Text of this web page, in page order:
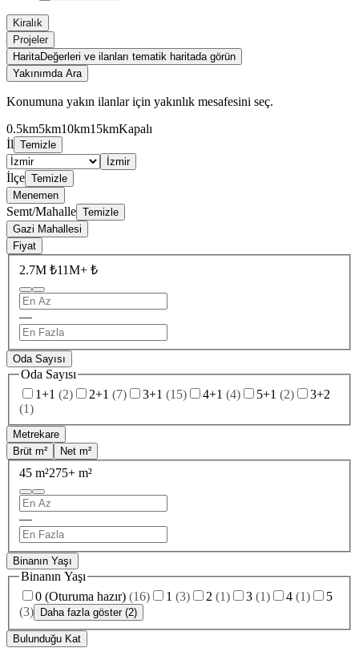
Kiralık
Projeler
HaritaDeğerleri ve ilanları tematik haritada görün
Yakınımda Ara
Konumuna yakın ilanlar için yakınlık mesafesini seç.
0.5km5km10km15kmKapalı
İl Temizle
İzmir
İlçe Temizle
Menemen
Semt/Mahalle Temizle
Gazi Mahallesi
Fiyat
2.7M ₺11M+ ₺
—
Oda Sayısı
Oda Sayısı
1+1 (2) 2+1 (7) 3+1 (15) 4+1 (4) 5+1 (2)
3+2
(1)
Metrekare
Brüt m²
Net m²
45 m²275+ m²
—
Binanın Yaşı
Binanın Yaşı
0 (Oturuma hazır) (16) 1 (3) 2 (1) 3 (1) 4 (1)
5
(3) Daha fazla göster (2)
Bulunduğu Kat